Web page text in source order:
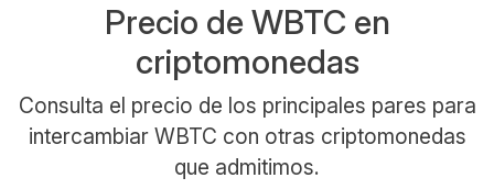
Precio de WBTC en
criptomonedas
Consulta el precio de los principales pares para
intercambiar WBTC con otras criptomonedas
que admitimos.